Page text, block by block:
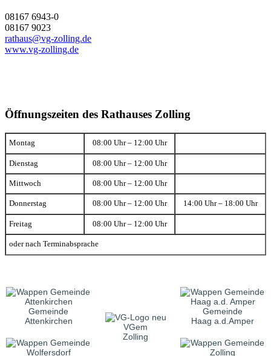
08167 6943-0
08167 9023
rathaus@vg-zolling.de
www.vg-zolling.de
Öffnungszeiten des Rathauses Zolling
Montag 08:00 Uhr – 12:00 Uhr
Dienstag 08:00 Uhr – 12:00 Uhr
Mittwoch 08:00 Uhr – 12:00 Uhr
Donnerstag 08:00 Uhr – 12:00 Uhr 14:00 Uhr – 18:00 Uhr
Freitag 08:00 Uhr – 12:00 Uhr
oder nach Terminabsprache
Gemeinde
Attenkirchen
VGem
Zolling
Gemeinde
Haag a.d.Amper